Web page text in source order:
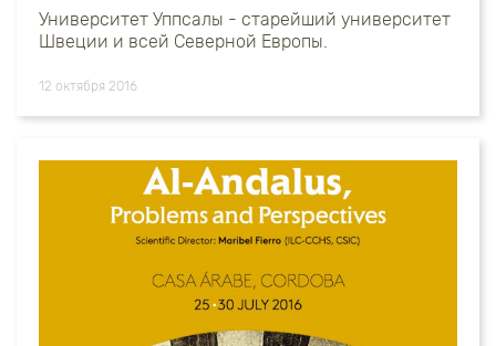
Университет Уппсалы - старейший университет
Швеции и всей Северной Европы.
12 октября 2016